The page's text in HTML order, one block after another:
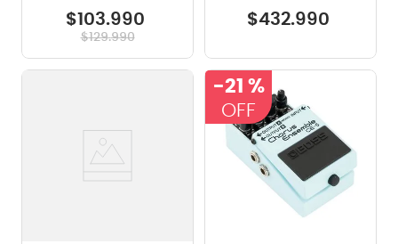
$103.990
$129.990
$432.990
-21 %